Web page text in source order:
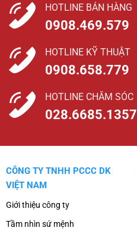
HOTLINE BÁN HÀNG
0908.469.579
HOTLINE KỸ THUẬT
0908.658.779
HOTLINE CHĂM SÓC
028.6685.1357
CÔNG TY TNHH PCCC DK
VIỆT NAM
Giới thiệu công ty
Tầm nhìn sứ mệnh